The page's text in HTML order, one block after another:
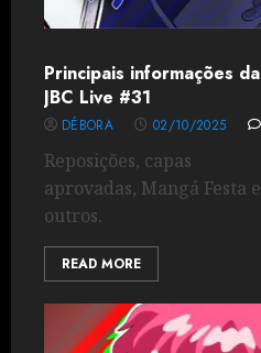
Principais informações da
JBC Live #31
DÉBORA 02/10/2025
Reposições, capas
aprovadas, Mangá Festa e
outros.
READ MORE